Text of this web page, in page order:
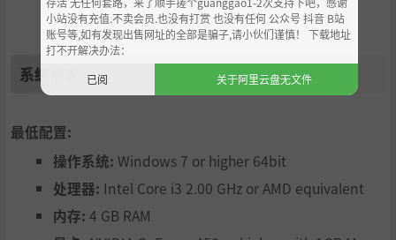
Parable: Ultra Deluxe also dramatically expands the world
of the original game with new content, new choices, and
new secrets to uncover. The labyrinth has just gotten bigg
er.
ct modern technology while faithfully preserving the tone
added to the game, including localization of in-world text,
colorblind options, and content warnings.
And just as before, the impeccable voicework of Kevan Bri
ghting will accompany you every step of the way.
系统需求
最低配置:
操作系统: Windows 7 or higher 64bit
处理器: Intel Core i3 2.00 GHz or AMD equivalent
内存: 4 GB RAM
小站没有充值.不卖会员.也没有打赏 也没有任何 公众号 抖音 B站
账号等,如有发现出售网址的全部是骗子,请小伙们谨慎！ 下载地址
打不开解决办法：
已阅
关于阿里云盘无文件